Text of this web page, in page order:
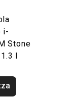
i-
Stone
l